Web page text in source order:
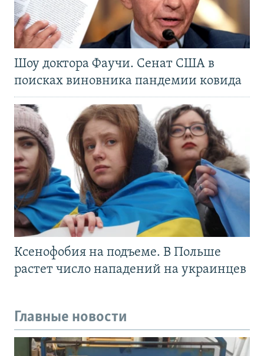
Шоу доктора Фаучи. Сенат США в
поисках виновника пандемии ковида
Ксенофобия на подъеме. В Польше
растет число нападений на украинцев
Главные новости